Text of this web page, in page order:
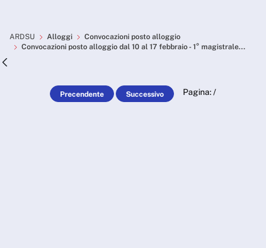
Convocazioni posto
ARDSU Alloggi
Convocazioni posto alloggio
Convocazioni posto alloggio dal 10 al 17 febbraio - 1° magistrale...
Precendente Successivo Pagina:/